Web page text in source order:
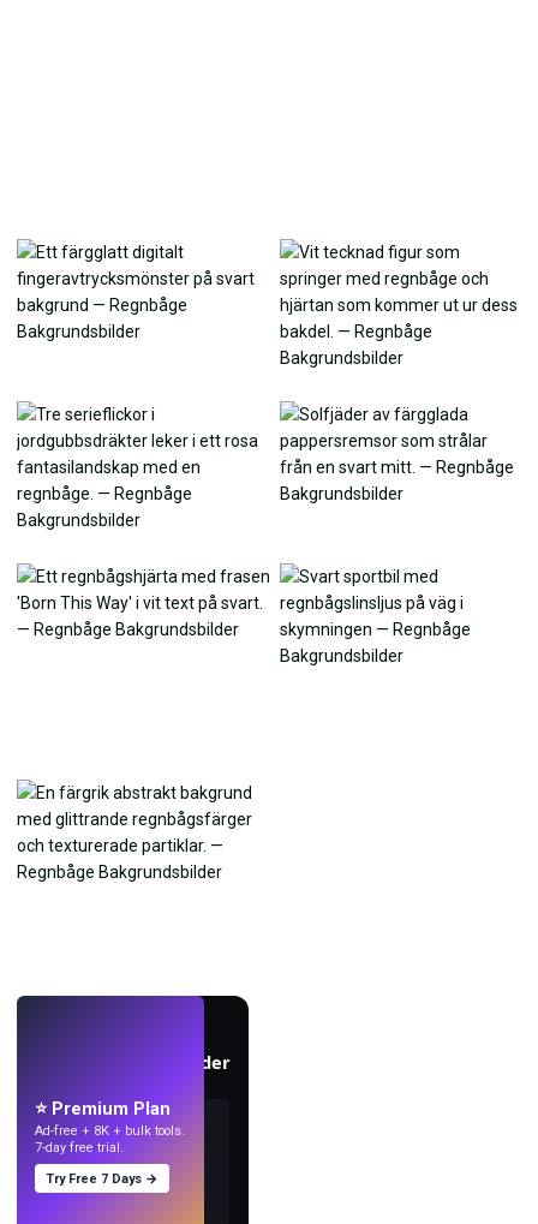
Skapa bakgrundsbilder
⭐ Premium Plan
Ad-free + 8K + bulk tools.
7-day free trial.
Try Free 7 Days →